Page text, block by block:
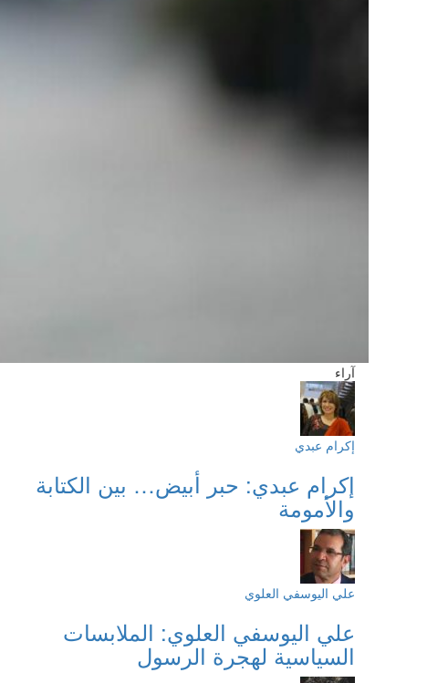
آراء
إكرام عبدي
إكرام عبدي: حبر أبيض… بين الكتابة
والأمومة
علي اليوسفي العلوي
علي اليوسفي العلوي: الملابسات
السياسية لهجرة الرسول